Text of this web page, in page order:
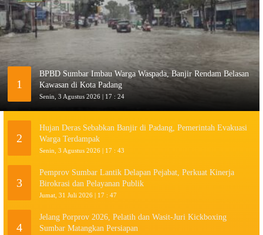
1
BPBD Sumbar Imbau Warga Waspada, Banjir Rendam Belasan
Kawasan di Kota Padang
Senin, 3 Agustus 2026 | 17 : 24
2
Hujan Deras Sebabkan Banjir di Padang, Pemerintah Evakuasi
Warga Terdampak
Senin, 3 Agustus 2026 | 17 : 43
3
Pemprov Sumbar Lantik Delapan Pejabat, Perkuat Kinerja
Birokrasi dan Pelayanan Publik
Jumat, 31 Juli 2026 | 17 : 47
4
Jelang Porprov 2026, Pelatih dan Wasit-Juri Kickboxing
Sumbar Matangkan Persiapan